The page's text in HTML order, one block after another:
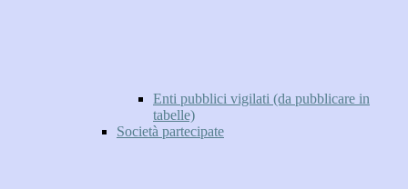
Enti pubblici vigilati (da pubblicare in
tabelle)
Società partecipate